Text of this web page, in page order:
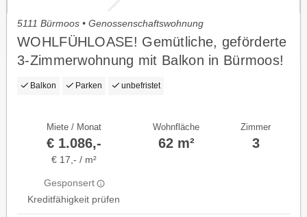
5111 Bürmoos • Genossenschaftswohnung
WOHLFÜHLOASE! Gemütliche, geförderte
3-Zimmerwohnung mit Balkon in Bürmoos!
Mit hoher Wohnbeihilfe oder
Balkon Parken unbefristet
Miete / Monat
€ 1.086,-
€ 17,- / m²
Gesponsert
Kreditfähigkeit prüfen
Wohnfläche
62 m²
Zimmer
3